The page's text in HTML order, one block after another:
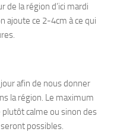
de la région d’ici mardi
ajoute ce 2-4cm à ce qui
afin de nous donner
la région. Le maximum
calme ou sinon des
possibles.